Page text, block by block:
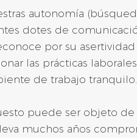
autonomía
dotes de
por su
las prácticas
de trabajo tranquilo.
puede ser objeto de
muchos años